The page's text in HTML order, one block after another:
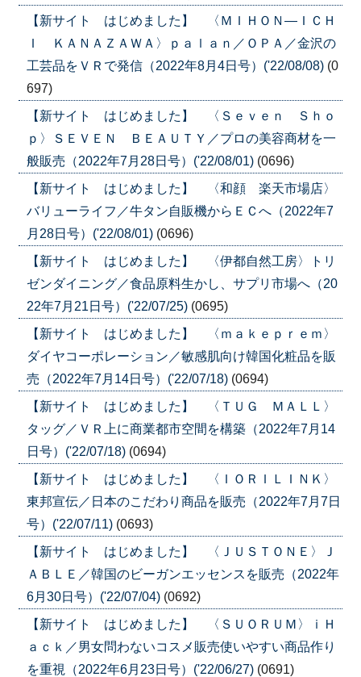
【新サイト はじめました】 〈ＭＩＨＯＮ―ＩＣＨ
Ｉ ＫＡＮＡＺＡＷＡ〉ｐａｌａｎ／ＯＰＡ／金沢の
工芸品をＶＲで発信（2022年8月4日号）('22/08/08) (0
697)
【新サイト はじめました】 〈Ｓｅｖｅｎ Ｓｈｏ
ｐ〉ＳＥＶＥＮ ＢＥＡＵＴＹ／プロの美容商材を一
般販売（2022年7月28日号）('22/08/01) (0696)
【新サイト はじめました】 〈和顔 楽天市場店〉
バリューライフ／牛タン自販機からＥＣへ（2022年7
月28日号）('22/08/01) (0696)
【新サイト はじめました】 〈伊都自然工房〉トリ
ゼンダイニング／食品原料生かし、サプリ市場へ（20
22年7月21日号）('22/07/25) (0695)
【新サイト はじめました】 〈ｍａｋｅｐｒｅｍ〉
ダイヤコーポレーション／敏感肌向け韓国化粧品を販
売（2022年7月14日号）('22/07/18) (0694)
【新サイト はじめました】 〈ＴＵＧ ＭＡＬＬ〉
タッグ／ＶＲ上に商業都市空間を構築（2022年7月14
日号）('22/07/18) (0694)
【新サイト はじめました】 〈ＩＯＲＩＬＩＮＫ〉
東邦宣伝／日本のこだわり商品を販売（2022年7月7日
号）('22/07/11) (0693)
【新サイト はじめました】 〈ＪＵＳＴＯＮＥ〉Ｊ
ＡＢＬＥ／韓国のビーガンエッセンスを販売（2022年
6月30日号）('22/07/04) (0692)
【新サイト はじめました】 〈ＳＵＯＲＵＭ〉ｉＨ
ａｃｋ／男女問わないコスメ販売使いやすい商品作り
を重視（2022年6月23日号）('22/06/27) (0691)